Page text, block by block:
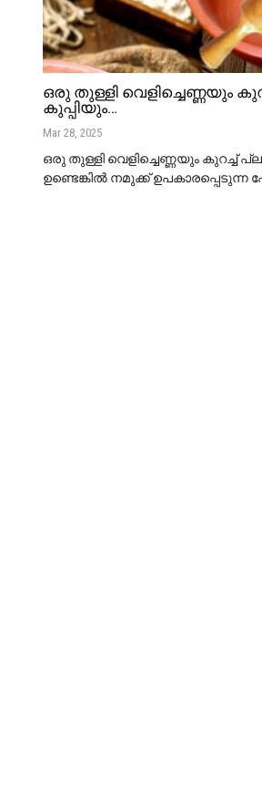
ഒരു തുള്ളി വെളിച്ചെണ്ണയും
കുപ്പിയും…
Mar 28, 2025
ഒരു തുള്ളി വെളിച്ചെണ്ണയും കുറച്ച്
ഉണ്ടെങ്കിൽ നമുക്ക്